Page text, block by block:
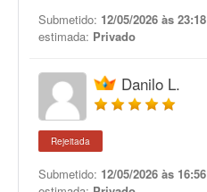
Submetido: 12/05/2026 às 23:18
estimada: Privado
Danilo L.
Rejeitada
Submetido: 12/05/2026 às 16:56